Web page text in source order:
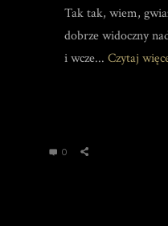
Tak tak, wiem,
dobrze widoczny
i wcze... Czytaj
0